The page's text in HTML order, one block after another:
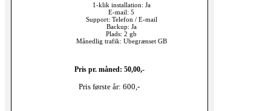
1-klik installation: Ja
E-mail: 5
Support: Telefon / E-mail
Backup: Ja
Plads: 2 gb
Månedlig trafik: Ubegrænset GB
Pris pr. måned: 50,00,-
Pris første år: 600,-